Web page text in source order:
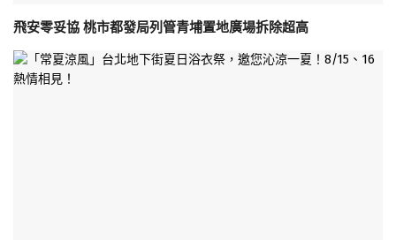
飛安零妥協 桃市都發局列管青埔置地廣場拆除超高